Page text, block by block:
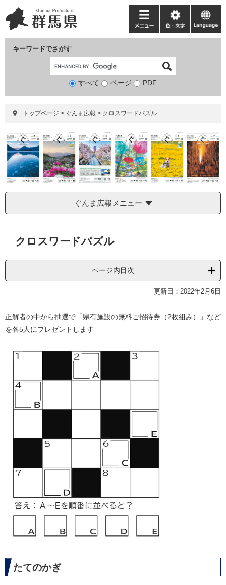
ー
ジ
ニ
ュ
て
キーワードでさがす
検
象
すべて ページ PDF
メ
ニ
ー
色・
文
language
トップページ > ぐんま広報 > クロスワードパズル
ぐんま広報メニュー
クロスワードパズル
ページ内目次
更新日：2022年2月6日
正解者の中から抽選で「県有施設の無料ご招待券（2枚組み）」など
を各5人にプレゼントします
たてのかぎ